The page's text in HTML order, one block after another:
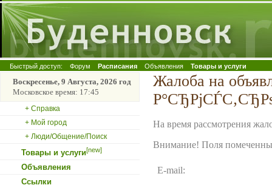
Быстрый доступ: Форум Расписания Объявления Товары и услуги
Воскресенье, 9 Августа, 2026 год
Московское время: 17:45
+ Справка
+ Мой город
+ Люди/Общение/Поиск
Товары и услуги[new]
Объявления
Ссылки
Жалоба на
На время рассмотрения
Внимание! Поля
E-mail: